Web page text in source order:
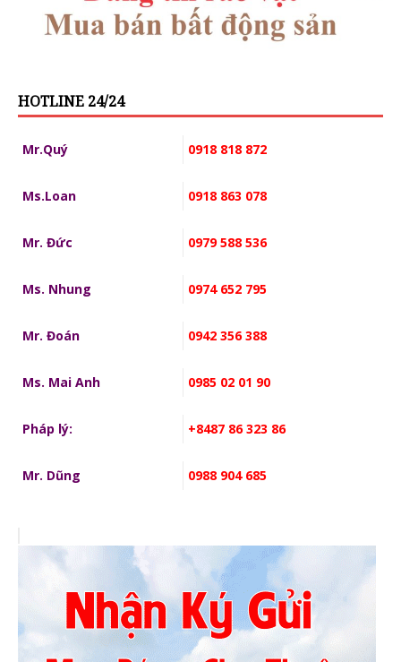
HOTLINE 24/24
Mr.Quý 0918 818 872
Ms.Loan 0918 863 078
Mr. Đức 0979 588 536
Ms. Nhung 0974 652 795
Mr. Đoán 0942 356 388
Ms. Mai Anh 0985 02 01 90
Pháp lý: +8487 86 323 86
Mr. Dũng 0988 904 685